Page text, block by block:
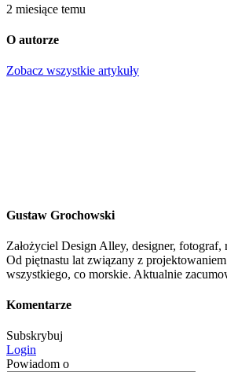
2 miesiące temu
O autorze
Zobacz wszystkie artykuły
Gustaw Grochowski
Założyciel Design Alley, designer, fotograf,
Od piętnastu lat związany z
wszystkiego, co morskie. Aktualnie
Komentarze
Subskrybuj
Login
Powiadom o